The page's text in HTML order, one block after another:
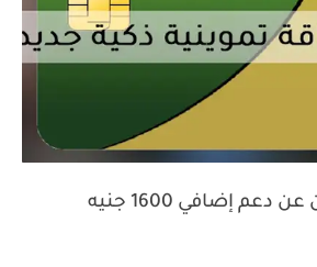
وزارة التموين تعلن عن دعم إضافي 1600 جنيه